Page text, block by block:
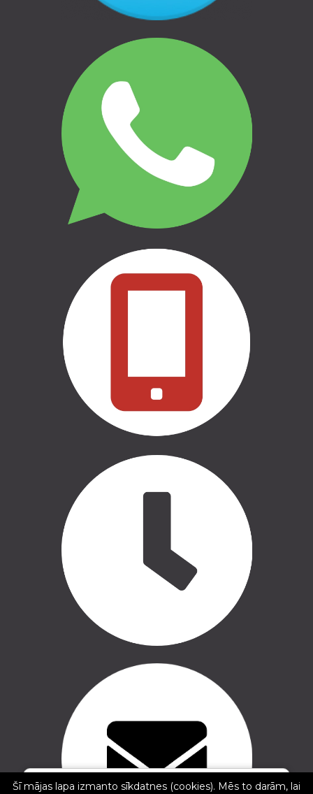
Informācija
Apmaksas veidi
Atteikums un atgriešana
Privātuma politika
THULE | VELO TURĒTĀJI
THULE | ĢIMENEI UN BĒRNIEM
NOJUMES
THULE | SOMAS
CASE LOGIC | SOMAS
AUTO APRĪKOJUMS
Copyright © 2016 - 2026, SIA Corelem Group
Mājas lapas izstrāde WEBstyle.lv
Gints Mednis ✕
Šī mājas lapa izmanto sīkdatnes (cookies). Mēs to darām, lai